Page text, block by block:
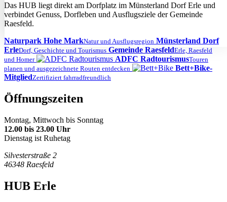
Das HUB liegt direkt am Dorfplatz im Münsterland Dorf Erle und
verbindet Genuss, Dorfleben und Ausflugsziele der Gemeinde
Raesfeld.
Naturpark Hohe MarkNatur und Ausflugsregion Münsterland Dorf
ErleDorf, Geschichte und Tourismus Gemeinde RaesfeldErle, Raesfeld
und Homer
ADFC RadtourismusTouren
planen und ausgezeichnete Routen entdecken
Bett+Bike-
MitgliedZertifiziert fahrradfreundlich
Öffnungszeiten
Montag, Mittwoch bis Sonntag
12.00 bis 23.00 Uhr
Dienstag ist Ruhetag
Silvesterstraße 2
46348 Raesfeld
HUB Erle